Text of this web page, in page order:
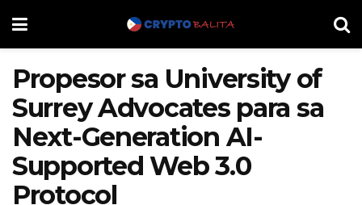
Propesor sa University of
Surrey Advocates para sa
Next-Generation AI-
Supported Web 3.0
Protocol